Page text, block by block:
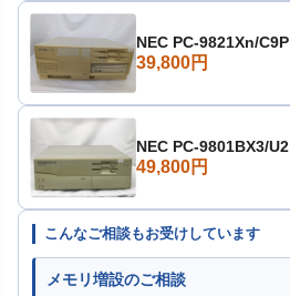
NEC PC-9821Xn/C9P
39,800円
NEC PC-9801BX3/U2
49,800円
こんなご相談もお受けしています
メモリ増設のご相談